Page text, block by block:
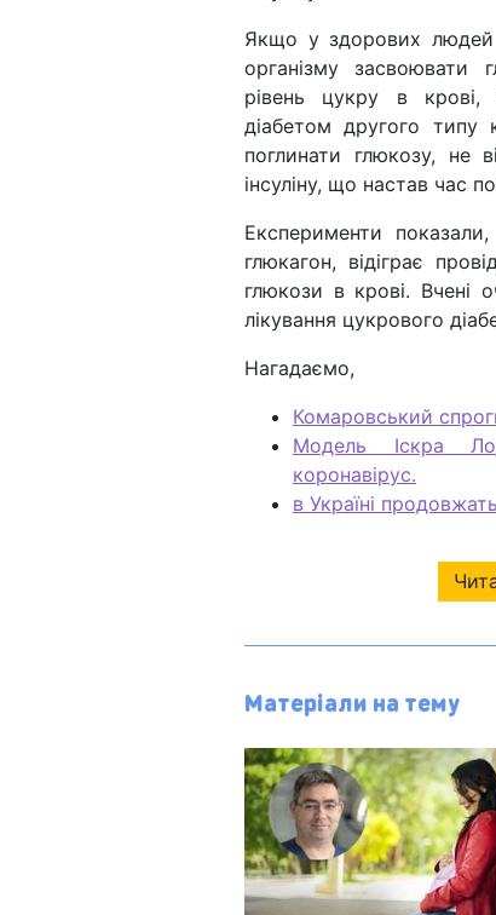
Якщо у здорових людей
організму засвоювати
рівень цукру в
діабетом другого типу
поглинати глюкозу, не
інсуліну, що настав час
Експерименти
глюкагон, відіграє
глюкози в крові. Вчені
лікування цукрового
Нагадаємо,
Комаровський
Модель Іскра
коронавірус.
в Україні
Матеріали на тему